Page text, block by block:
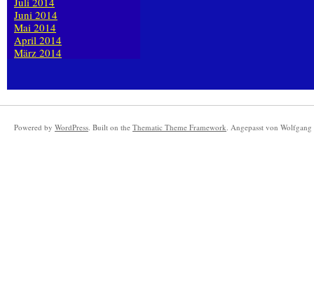
Juni 2014
Mai 2014
April 2014
März 2014
Powered by WordPress. Built on the Thematic Theme Framework. Angepasst von